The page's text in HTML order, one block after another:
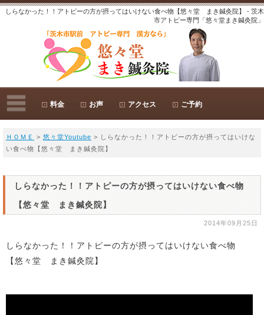
しらなかった！！アトピーの方が摂ってはいけない食べ物【悠々堂 まき鍼灸院】 - 茨木
市アトピー専門「悠々堂まき鍼灸院」
料金 お声 アクセス ご予約
ＨＯＭＥ > 悠々堂Youtube > しらなかった！！アトピーの方が摂ってはいけな
い食べ物【悠々堂 まき鍼灸院】
しらなかった！！アトピーの方が摂ってはいけない食べ物
【悠々堂 まき鍼灸院】
2014年09月25日
しらなかった！！アトピーの方が摂ってはいけない食べ物
【悠々堂 まき鍼灸院】